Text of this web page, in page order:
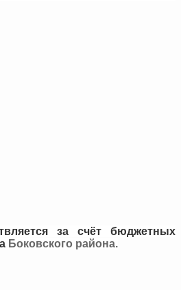
за счёт бюджетных
Боковского района.